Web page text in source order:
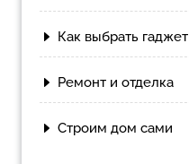
Как выбрать гаджет
Ремонт и отделка
Строим дом сами